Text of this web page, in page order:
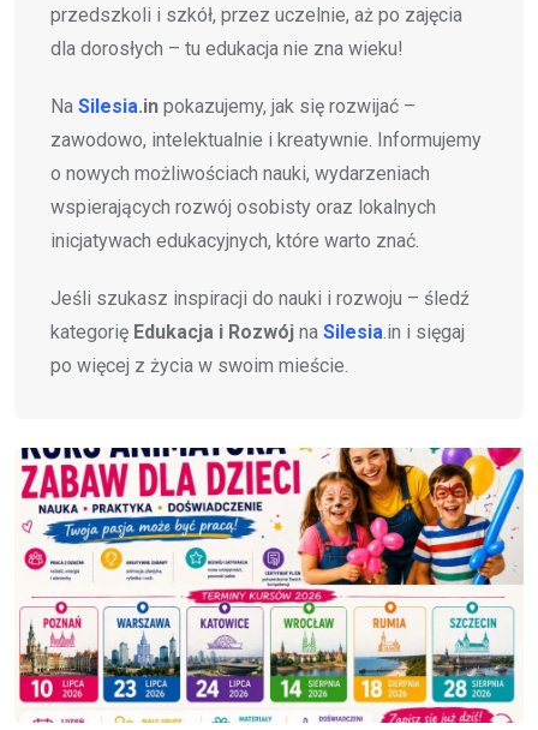
przedszkoli i szkół, przez uczelnie, aż po zajęcia
dla dorosłych – tu edukacja nie zna wieku!
Na Silesia.in pokazujemy, jak się rozwijać –
zawodowo, intelektualnie i kreatywnie. Informujemy
o nowych możliwościach nauki, wydarzeniach
wspierających rozwój osobisty oraz lokalnych
inicjatywach edukacyjnych, które warto znać.
Jeśli szukasz inspiracji do nauki i rozwoju – śledź
kategorię Edukacja i Rozwój na Silesia .in i sięgaj
po więcej z życia w swoim mieście.